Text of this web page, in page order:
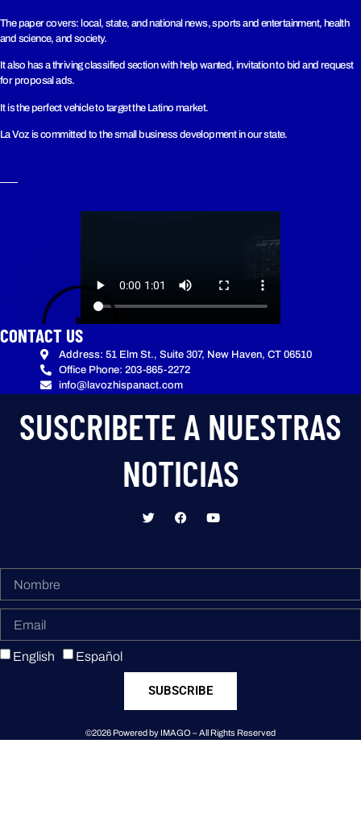
The paper covers: local, state, and national news, sports and entertainment, health
and science, and society.
It also has a thriving classified section with help wanted, invitation to bid and request
for proposal ads.
It is the perfect vehicle to target the Latino market.
La Voz is committed to the small business development in our state.
CONTACT US
Address: 51 Elm St., Suite 307, New Haven, CT 06510
Office Phone: 203-865-2272
info@lavozhispanact.com
SUSCRIBETE A NUESTRAS
NOTICIAS
English Español
SUBSCRIBE
©2026 Powered by IMAGO – All Rights Reserved